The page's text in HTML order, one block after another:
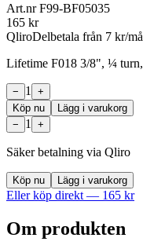
Art.nrF99-BF05035
165 kr
QliroDelbetala från 7 kr/
Lifetime F018 3/8", ¼ turn,
− 1
+
Köp nu
Lägg i varukorg
−
1 +
Säker betalning via Qliro
Köp nu Lägg i varukorg
Eller köp direkt — 165 kr
Om produkten